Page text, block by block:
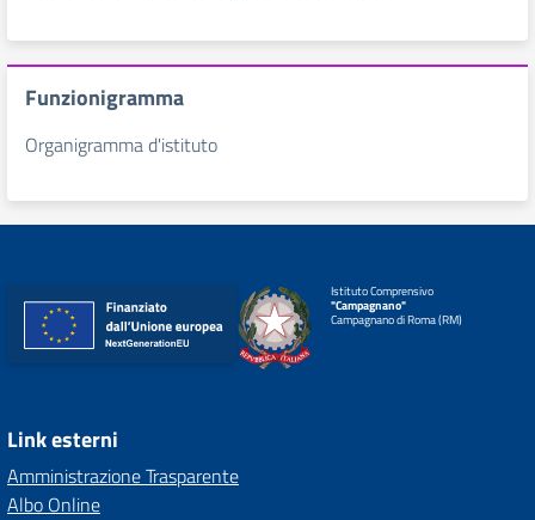
Funzionigramma
Organigramma d'istituto
Istituto Comprensivo
"Campagnano"
Campagnano di Roma (RM)
Link esterni
Amministrazione Trasparente
Albo Online